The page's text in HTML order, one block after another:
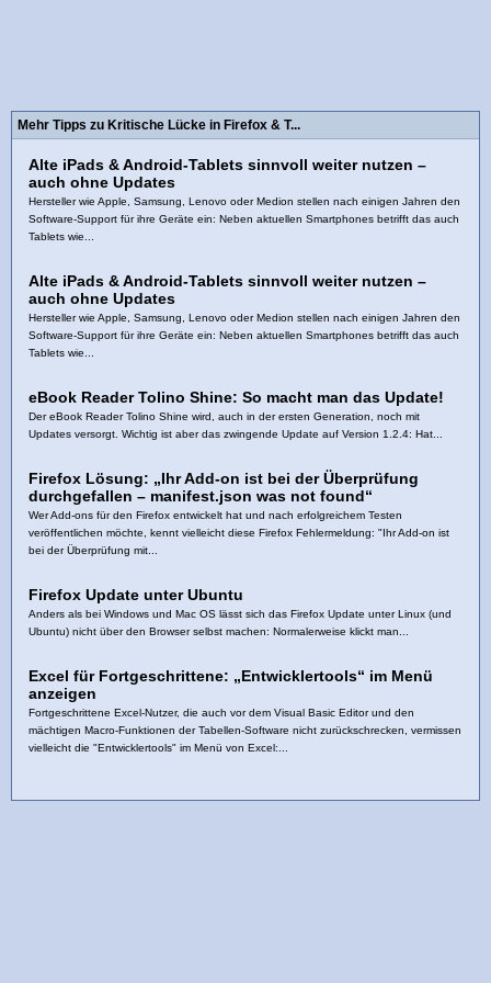
Mehr Tipps zu Kritische Lücke in Firefox & T...
Alte iPads & Android‑Tablets sinnvoll weiter nutzen –
auch ohne Updates
Hersteller wie Apple, Samsung, Lenovo oder Medion stellen nach einigen Jahren den
Software‑Support für ihre Geräte ein: Neben aktuellen Smartphones betrifft das auch
Tablets wie...
Alte iPads & Android‑Tablets sinnvoll weiter nutzen –
auch ohne Updates
Hersteller wie Apple, Samsung, Lenovo oder Medion stellen nach einigen Jahren den
Software‑Support für ihre Geräte ein: Neben aktuellen Smartphones betrifft das auch
Tablets wie...
eBook Reader Tolino Shine: So macht man das Update!
Der eBook Reader Tolino Shine wird, auch in der ersten Generation, noch mit
Updates versorgt. Wichtig ist aber das zwingende Update auf Version 1.2.4: Hat...
Firefox Lösung: „Ihr Add-on ist bei der Überprüfung
durchgefallen – manifest.json was not found“
Wer Add-ons für den Firefox entwickelt hat und nach erfolgreichem Testen
veröffentlichen möchte, kennt vielleicht diese Firefox Fehlermeldung: "Ihr Add-on ist
bei der Überprüfung mit...
Firefox Update unter Ubuntu
Anders als bei Windows und Mac OS lässt sich das Firefox Update unter Linux (und
Ubuntu) nicht über den Browser selbst machen: Normalerweise klickt man...
Excel für Fortgeschrittene: „Entwicklertools“ im Menü
anzeigen
Fortgeschrittene Excel-Nutzer, die auch vor dem Visual Basic Editor und den
mächtigen Macro-Funktionen der Tabellen-Software nicht zurückschrecken, vermissen
vielleicht die "Entwicklertools" im Menü von Excel:...